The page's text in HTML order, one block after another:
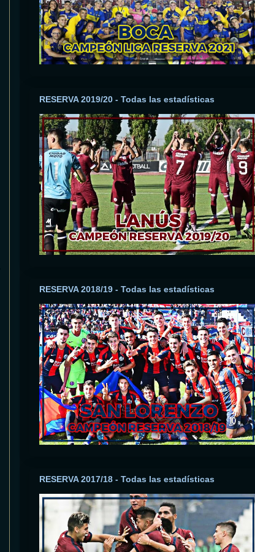
RESERVA 2019/20 - Todas las estadísticas
RESERVA 2018/19 - Todas las estadísticas
RESERVA 2017/18 - Todas las estadísticas